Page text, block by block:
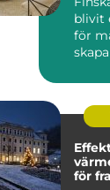
blivit
för
för